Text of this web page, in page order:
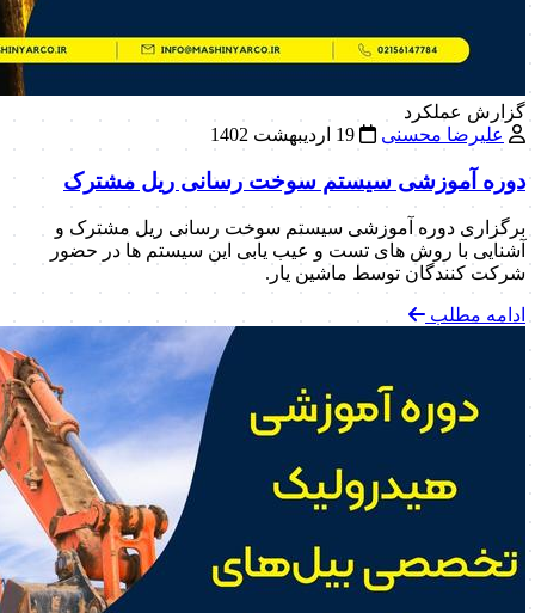
گزارش عملکرد
علیرضا محسنی
دوره آموزشی سیستم سوخت رسانی ریل مشترک
برگزاری دوره آموزشی سیستم سوخت رسانی ریل مشترک و
آشنایی با روش های تست و عیب یابی این سیستم ها در حضور
شرکت کنندگان توسط ماشین یار.
ادامه مطلب